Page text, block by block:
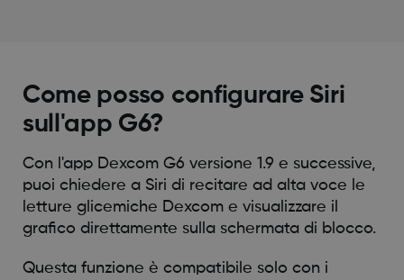
Come posso configurare Siri
sull'app G6?
Con l'app Dexcom G6 versione 1.9 e successive,
puoi chiedere a Siri di recitare ad alta voce le
letture glicemiche Dexcom e visualizzare il
grafico direttamente sulla schermata di blocco.
Questa funzione è compatibile solo con i